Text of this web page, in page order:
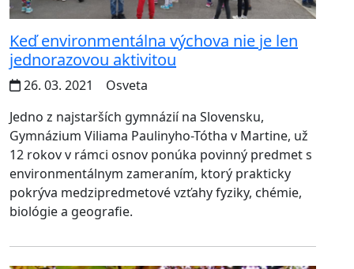
Keď environmentálna výchova nie je len
jednorazovou aktivitou
26. 03. 2021
Osveta
Jedno z najstarších gymnázií na Slovensku,
Gymnázium Viliama Paulinyho-Tótha v Martine, už
12 rokov v rámci osnov ponúka povinný predmet s
environmentálnym zameraním, ktorý prakticky
pokrýva medzipredmetové vzťahy fyziky, chémie,
biológie a geografie.